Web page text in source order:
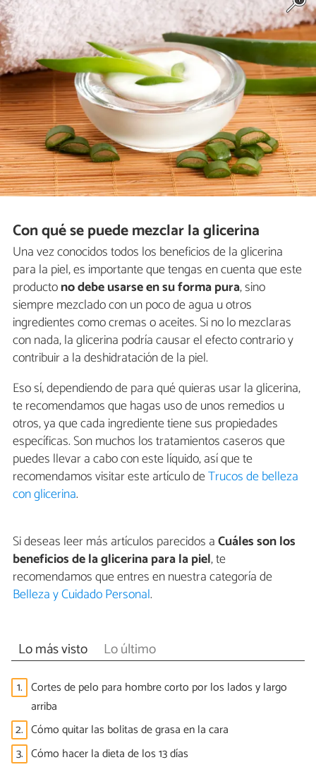
Con qué se puede mezclar la glicerina
Una vez conocidos todos los beneficios de la glicerina
para la piel, es importante que tengas en cuenta que este
productono debe usarse en su forma pura, sino
siempre mezclado con un poco de agua u otros
ingredientes como cremas o aceites. Si no lo mezclaras
con nada, la glicerina podría causar el efecto contrario y
contribuir a la deshidratación de la piel.
Eso sí, dependiendo de para qué quieras usar la glicerina,
te recomendamos que hagas uso de unos remedios u
otros, ya que cada ingrediente tiene sus propiedades
específicas. Son muchos los tratamientos caseros que
puedes llevar a cabo con este líquido, así que te
recomendamos visitar este artículo deTrucos de belleza
con glicerina.
Si deseas leer más artículos parecidos aCuáles son los
beneficios de la glicerina para la piel, te
recomendamos que entres en nuestra categoría de
Belleza y Cuidado Personal.
Lo más visto Lo último
1. Cortes de pelo para hombre corto por los lados y largo
arriba
2. Cómo quitar las bolitas de grasa en la cara
3. Cómo hacer la dieta de los 13 días